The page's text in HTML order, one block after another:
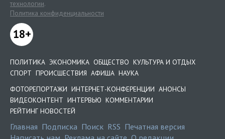
технологии.
Политика конфиденциальности
18+
ПОЛИТИКА ЭКОНОМИКА ОБЩЕСТВО КУЛЬТУРА И ОТДЫХ
СПОРТ ПРОИСШЕСТВИЯ АФИША НАУКА
ФОТОРЕПОРТАЖИ ИНТЕРНЕТ-КОНФЕРЕНЦИИ АНОНСЫ
ВИДЕОКОНТЕНТ ИНТЕРВЬЮ КОММЕНТАРИИ
РЕЙТИНГ НОВОСТЕЙ
Главная Подписка Поиск RSS Печатная версия